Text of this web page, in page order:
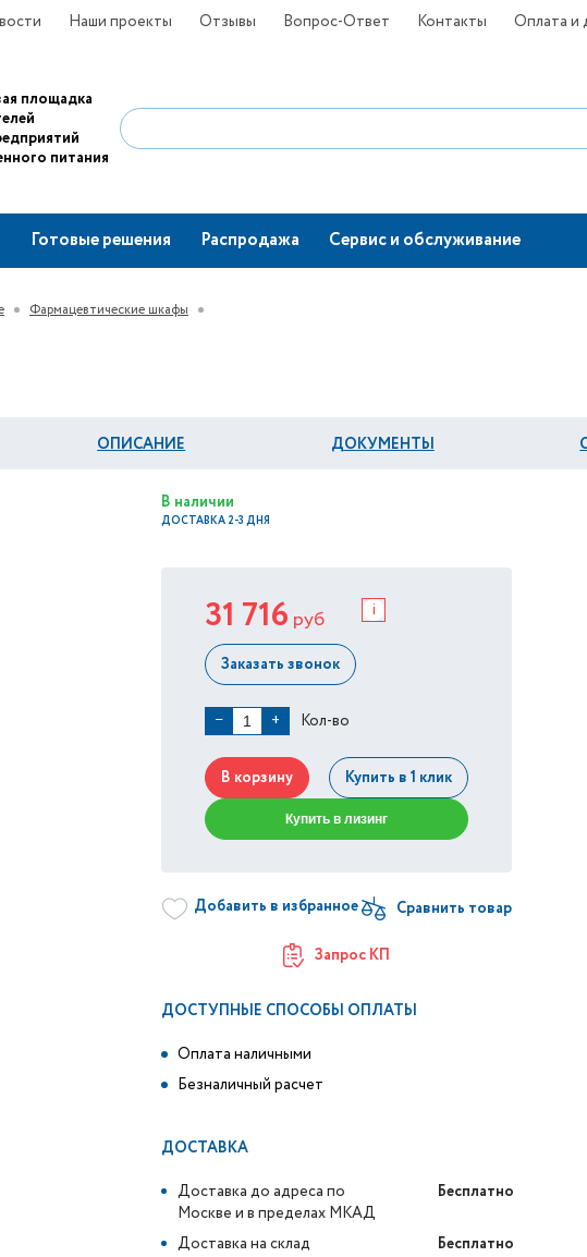
Наши проекты Отзывы Вопрос-Ответ Контакты Оплата и
площадка
питания
Готовые решения Распродажа Сервис и обслуживание
Фармацевтические шкафы
ОПИСАНИЕ ДОКУМЕНТЫ
В наличии
ДОСТАВКА 2-3 ДНЯ
31 716 руб
Заказать звонок
i
− + Кол-во
В корзину Купить в 1 клик
Купить в лизинг
Добавить в избранное
Запрос КП
ДОСТУПНЫЕ СПОСОБЫ ОПЛАТЫ
Оплата наличными
Безналичный расчет
ДОСТАВКА
Доставка до адреса по
Москве и в пределах МКАД
Бесплатно
Доставка на склад
Бесплатно